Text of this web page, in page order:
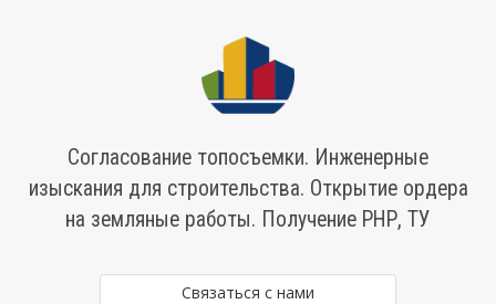
Согласование топосъемки. Инженерные
изыскания для строительства. Открытие ордера
на земляные работы. Получение РНР, ТУ
Связаться с нами